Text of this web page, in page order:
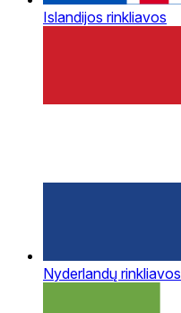
Islandijos rinkliavos
Nyderlandų rinkliavos